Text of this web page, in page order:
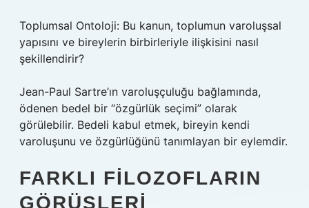
Toplumsal Ontoloji: Bu kanun, toplumun varoluşsal
yapısını ve bireylerin birbirleriyle ilişkisini nasıl
şekillendirir?
Jean-Paul Sartre’ın varoluşçuluğu bağlamında,
ödenen bedel bir “özgürlük seçimi” olarak
görülebilir. Bedeli kabul etmek, bireyin kendi
varoluşunu ve özgürlüğünü tanımlayan bir eylemdir.
FARKLI FILOZOFLARIN
GÖRÜŞLERI